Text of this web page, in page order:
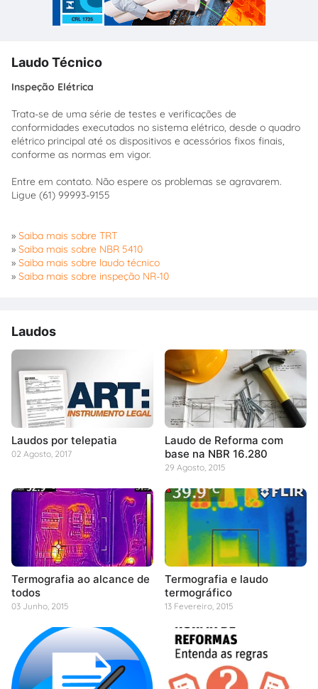
Laudo Técnico
Inspeção Elétrica
Trata-se de uma série de testes e verificações de
conformidades executados no sistema elétrico, desde o quadro
elétrico principal até os dispositivos e acessórios fixos finais,
conforme as normas em vigor.
Entre em contato. Não espere os problemas se agravarem.
Ligue (61) 99993-9155
» Saiba mais sobre TRT
» Saiba mais sobre NBR 5410
» Saiba mais sobre laudo técnico
» Saiba mais sobre inspeção NR-10
Laudos
Laudos por telepatia
02 Agosto, 2017
Laudo de Reforma com
base na NBR 16.280
29 Agosto, 2015
Termografia ao alcance de
todos
03 Junho, 2015
Termografia e laudo
termográfico
13 Fevereiro, 2015